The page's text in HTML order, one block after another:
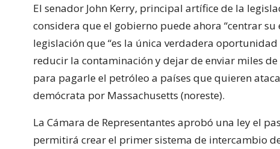
El senador John Kerry, principal artífice de la
considera que el gobierno puede ahora “centrar su
legislación que “es la única verdadera
reducir la contaminación y dejar de enviar miles
para pagarle el petróleo a países que quieren
demócrata por Massachusetts (noreste).
La Cámara de Representantes aprobó una ley el
permitirá crear el primer sistema de intercambio